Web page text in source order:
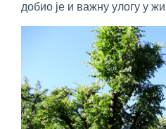
добио је и важну улогу у